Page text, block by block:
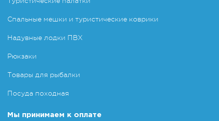
Спальные мешки и туристические коврики
Надувные лодки ПВХ
Рюкзаки
Товары для рыбалки
Посуда походная
Мы принимаем к оплате